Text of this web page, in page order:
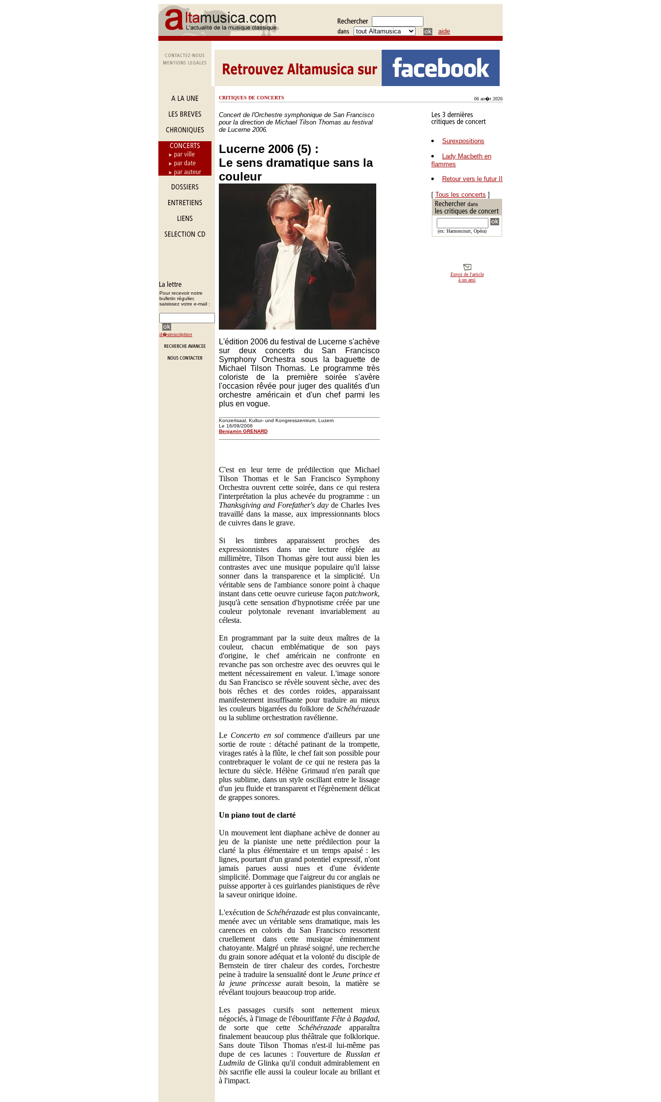
aide
Pour recevoir notre
bulletin régulier,
saisissez votre e-mail :
d�sinscription
CRITIQUES DE CONCERTS 06 ao�t 2026
Concert de l'Orchestre symphonique de San Francisco
pour la direction de Michael Tilson Thomas au festival
de Lucerne 2006.
Lucerne 2006 (5) :
Le sens dramatique sans la
couleur
L'édition 2006 du festival de Lucerne s'achève
sur deux concerts du San Francisco
Symphony Orchestra sous la baguette de
Michael Tilson Thomas. Le programme très
coloriste de la première soirée s'avère
l'occasion rêvée pour juger des qualités d'un
orchestre américain et d'un chef parmi les
plus en vogue.
Konzertsaal, Kultur- und Kongresszentrum, Luzern
Le 16/09/2006
Benjamin GRENARD
Surexpositions
Lady Macbeth en
flammes
Retour vers le futur II
[ Tous les concerts ]
(ex: Harnoncourt, Opéra)
Envoi de l'article
à un ami
C'est en leur terre de prédilection que Michael
Tilson Thomas et le San Francisco Symphony
Orchestra ouvrent cette soirée, dans ce qui restera
l'interprétation la plus achevée du programme : un
Thanksgiving and Forefather's day de Charles Ives
travaillé dans la masse, aux impressionnants blocs
de cuivres dans le grave.
Si les timbres apparaissent proches des
expressionnistes dans une lecture réglée au
millimètre, Tilson Thomas gère tout aussi bien les
contrastes avec une musique populaire qu'il laisse
sonner dans la transparence et la simplicité. Un
véritable sens de l'ambiance sonore point à chaque
instant dans cette oeuvre curieuse façon patchwork,
jusqu'à cette sensation d'hypnotisme créée par une
couleur polytonale revenant invariablement au
célesta.
En programmant par la suite deux maîtres de la
couleur, chacun emblématique de son pays
d'origine, le chef américain ne confronte en
revanche pas son orchestre avec des oeuvres qui le
mettent nécessairement en valeur. L'image sonore
du San Francisco se révèle souvent sèche, avec des
bois rêches et des cordes roides, apparaissant
manifestement insuffisante pour traduire au mieux
les couleurs bigarrées du folklore de Schéhérazade
ou la sublime orchestration ravélienne.
Le Concerto en solcommence d'ailleurs par une
sortie de route : détaché patinant de la trompette,
virages ratés à la flûte, le chef fait son possible pour
contrebraquer le volant de ce qui ne restera pas la
lecture du siècle. Hélène Grimaud n'en paraît que
plus sublime, dans un style oscillant entre le lissage
d'un jeu fluide et transparent et l'égrènement délicat
de grappes sonores.
Un piano tout de clarté
Un mouvement lent diaphane achève de donner au
jeu de la pianiste une nette prédilection pour la
clarté la plus élémentaire et un temps apaisé : les
lignes, pourtant d'un grand potentiel expressif, n'ont
jamais parues aussi nues et d'une évidente
simplicité. Dommage que l'aigreur du cor anglais ne
puisse apporter à ces guirlandes pianistiques de rêve
la saveur onirique idoine.
L'exécution de Schéhérazade est plus convaincante,
menée avec un véritable sens dramatique, mais les
carences en coloris du San Francisco ressortent
cruellement dans cette musique éminemment
chatoyante. Malgré un phrasé soigné, une recherche
du grain sonore adéquat et la volonté du disciple de
Bernstein de tirer chaleur des cordes, l'orchestre
peine à traduire la sensualité dont leJeune prince et
la jeune princesseaurait besoin, la matière se
révélant toujours beaucoup trop aride.
Les passages cursifs sont nettement mieux
négociés, à l'image de l'ébouriffante Fête à Bagdad,
de sorte que cette Schéhérazade apparaîtra
finalement beaucoup plus théâtrale que folklorique.
Sans doute Tilson Thomas n'est-il lui-même pas
dupe de ces lacunes : l'ouverture de Russlan et
Ludmila de Glinka qu'il conduit admirablement en
bis sacrifie elle aussi la couleur locale au brillant et
à l'impact.